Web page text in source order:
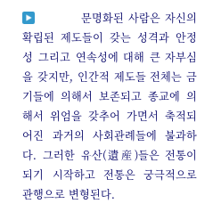
문명화된 사람은 자신의
확립된 제도들이 갖는 성격과 안정
성 그리고 연속성에 대해 큰 자부심
을 갖지만, 인간적 제도들 전체는 금
기들에 의해서 보존되고 종교에 의
해서 위엄을 갖추어 가면서 축적되
어진 과거의 사회관례들에 불과하
다. 그러한 유산(遺産)들은 전통이
되기 시작하고 전통은 궁극적으로
관행으로 변형된다.